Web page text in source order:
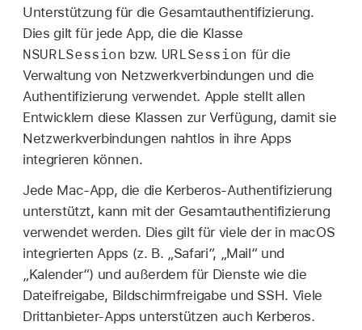
Unterstützung für die Gesamtauthentifizierung.
Dies gilt für jede App, die die Klasse
NSURLSession bzw. URLSession für die
Verwaltung von Netzwerkverbindungen und die
Authentifizierung verwendet. Apple stellt allen
Entwicklern diese Klassen zur Verfügung, damit sie
Netzwerkverbindungen nahtlos in ihre Apps
integrieren können.
Jede Mac-App, die die Kerberos-Authentifizierung
unterstützt, kann mit der Gesamtauthentifizierung
verwendet werden. Dies gilt für viele der in macOS
integrierten Apps (z. B. „Safari“, „Mail“ und
„Kalender“) und außerdem für Dienste wie die
Dateifreigabe, Bildschirmfreigabe und SSH. Viele
Drittanbieter-Apps unterstützen auch Kerberos.